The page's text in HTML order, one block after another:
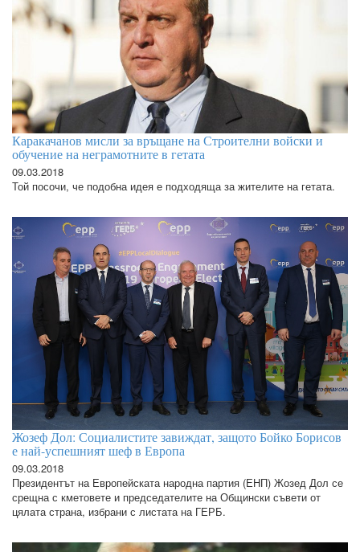
Каракачанов мисли за връщане на Строителни войски и
обучение на неграмотните в гетата
09.03.2018
Той посочи, че подобна идея е подходяща за жителите на гетата.
Жозеф Дол: Социалистите завиждат, защото Бойко Борисов
е най-успешният шеф в Европа
09.03.2018
Президентът на Европейската народна партия (ЕНП) Жозед Дол се
срещна с кметовете и председателите на Общински съвети от
цялата страна, избрани с листата на ГЕРБ.